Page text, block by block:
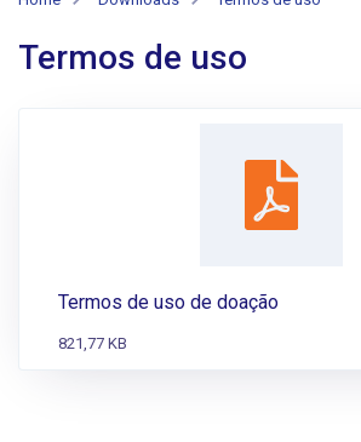
Termos de uso
Termos de uso de doação
821,77 KB